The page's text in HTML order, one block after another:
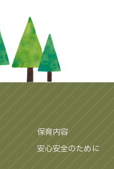
保育内容
安心安全のために